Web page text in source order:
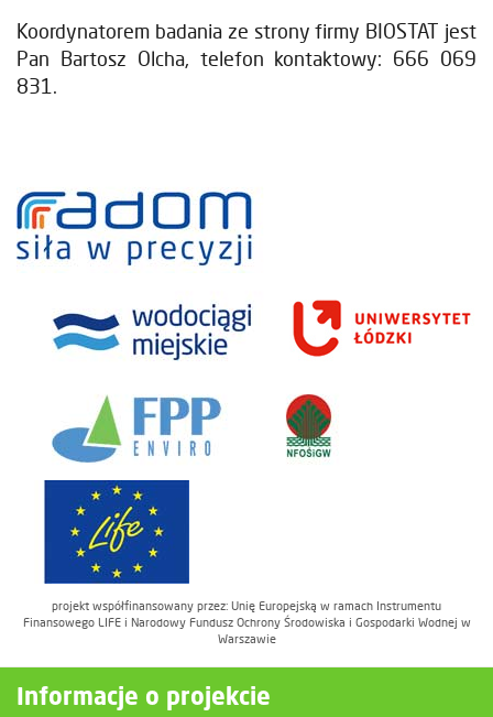
Koordynatorem badania ze strony firmy BIOSTAT jest
Pan Bartosz Olcha, telefon kontaktowy: 666 069
831.
projekt współfinansowany przez: Unię Europejską w ramach Instrumentu
Finansowego LIFE i Narodowy Fundusz Ochrony Środowiska i Gospodarki Wodnej w
Warszawie
Informacje o projekcie